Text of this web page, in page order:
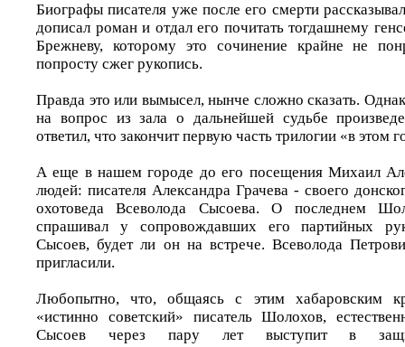
Биографы писателя уже после его смерти
дописал роман и отдал его почитать тогдашнему
Брежневу, которому это сочинение крайне не
попросту сжег рукопись.
Правда это или вымысел, нынче сложно сказать.
на вопрос из зала о дальнейшей судьбе
ответил, что закончит первую часть трилогии «в этом
А еще в нашем городе до его посещения Михаил
людей: писателя Александра Грачева - своего
охотоведа Всеволода Сысоева. О последнем
спрашивал у сопровождавших его партийных
Сысоев, будет ли он на встрече. Всеволода
пригласили.
Любопытно, что, общаясь с этим хабаровским
«истинно советский» писатель Шолохов,
Сысоев через пару лет выступит в